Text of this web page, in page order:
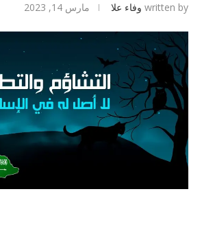
written by وفاء علا مارس 14, 2023